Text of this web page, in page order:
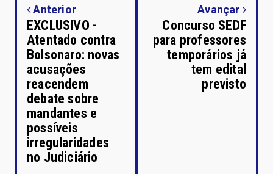
Anterior
EXCLUSIVO -
Atentado contra
Bolsonaro: novas
acusações
reacendem
debate sobre
mandantes e
possíveis
irregularidades
no Judiciário
Avançar
Concurso SEDF
para professores
temporários já
tem edital
previsto